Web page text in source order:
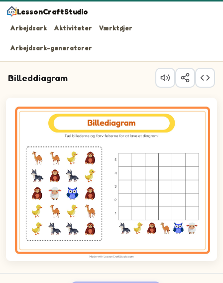
LessonCraftStudio
Arbejdsark Aktiviteter Værktøjer
Arbejdsark-generatorer
Billeddiagram
Spørgsmål 1: Tæl alle på billedet af denne slags: ulver.
Spørgsmål 2: Tæl alle på billedet af denne slags:
Spørgsmål 3: Tæl alle på billedet af denne slags:
Spørgsmål 4: Tæl alle på billedet af denne slags:
Spørgsmål 5: Tæl alle på billedet af denne slags:
Spørgsmål 6: Tæl alle på billedet af denne slags: fårer.